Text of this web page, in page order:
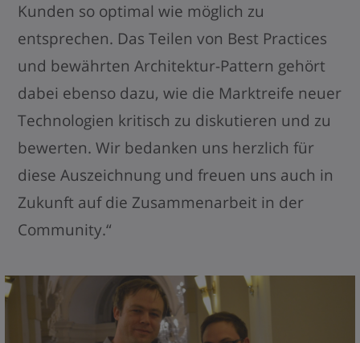
Kunden so optimal wie möglich zu
entsprechen. Das Teilen von Best Practices
und bewährten Architektur-Pattern gehört
dabei ebenso dazu, wie die Marktreife neuer
Technologien kritisch zu diskutieren und zu
bewerten. Wir bedanken uns herzlich für
diese Auszeichnung und freuen uns auch in
Zukunft auf die Zusammenarbeit in der
Community.“